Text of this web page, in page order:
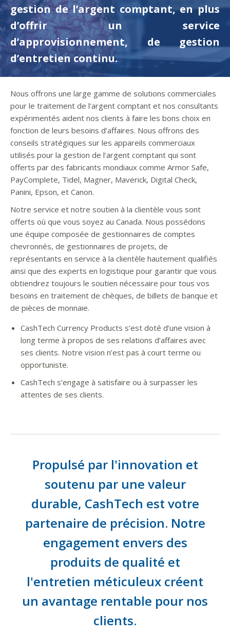
gestion de l’argent comptant, en plus
d’offrir un service
d’approvisionnement, de gestion
d’entretien continu.
Nous offrons une large gamme de solutions commerciales
pour le traitement de l’argent comptant et nos consultants
expérimentés aident nos clients à faire les bons choix en
fonction de leurs besoins d’affaires. Nous offrons des
conseils stratégiques sur les appareils commerciaux
utilisés pour la gestion de l’argent comptant qui sont
offerts par des fabricants mondiaux comme Armor Safe,
PayComplete, Tidel, Magner, Maverick, Digital Check,
Panini, Epson, et Canon.
Notre service et notre soutien à la clientèle vous sont
offerts où que vous soyez au Canada. Nous possédons
une équipe composée de gestionnaires de comptes
chevronnés, de gestionnaires de projets, de
représentants en service à la clientèle hautement qualifiés
ainsi que des experts en logistique pour garantir que vous
obtiendrez toujours le soutien nécessaire pour tous vos
besoins en traitement de chèques, de billets de banque et
de pièces de monnaie.
CashTech Currency Products s’est doté d’une vision à
long terme à propos de ses relations d’affaires avec
ses clients. Notre vision n’est pas à court terme ou
opportuniste.
CashTech s’engage à satisfaire ou à surpasser les
attentes de ses clients.
Propulsé par l'innovation et
soutenu par une valeur
durable, CashTech est votre
partenaire de précision. Notre
engagement envers des
produits de qualité et
l'entretien méticuleux créent
un avantage rentable pour nos
clients.